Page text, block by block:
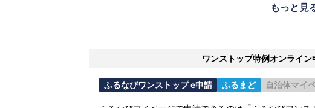
もっと見
ワンストップ特例オンライン
ふるなびワンストップ e申請 ふるまど 自治体マイ